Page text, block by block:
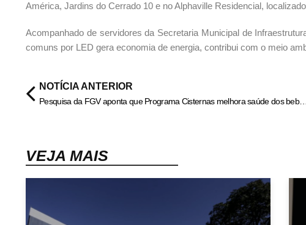
América, Jardins do Cerrado 10 e no Alphaville Residencial,
Acompanhado de servidores da Secretaria Municipal de
comuns por LED gera economia de energia, contribui com o meio
NOTÍCIA ANTERIOR
Pesquisa da FGV aponta que Programa Cisternas melhora saúde dos bebês no Semiárido brasileiro
VEJA MAIS